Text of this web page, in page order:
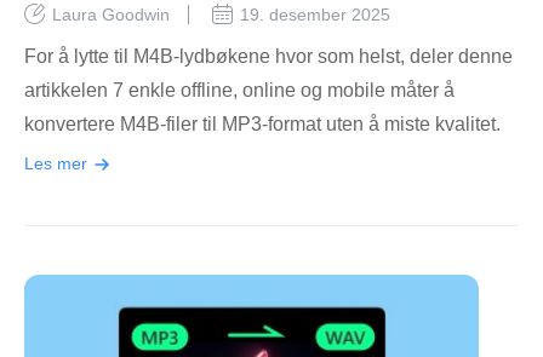
Laura Goodwin 19. desember 2025
For å lytte til M4B-lydbøkene hvor som helst, deler denne
artikkelen 7 enkle offline, online og mobile måter å
konvertere M4B-filer til MP3-format uten å miste kvalitet.
Les mer